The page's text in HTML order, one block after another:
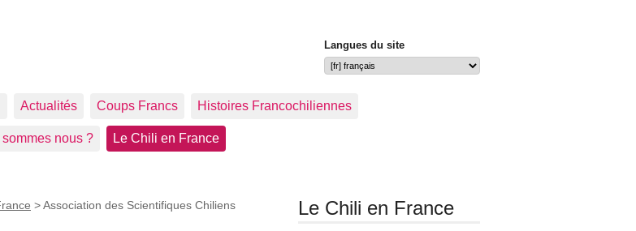
Langues du site
Actualités Coups Francs Histoires Francochiliennes
nous ? Le Chili en France
>Association des Scientifiques Chiliens Le Chili en France